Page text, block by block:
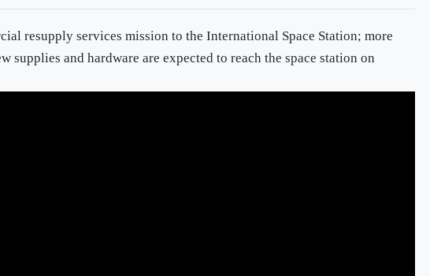
resupply services mission to the International Space Station; more
supplies and hardware are expected to reach the space station on